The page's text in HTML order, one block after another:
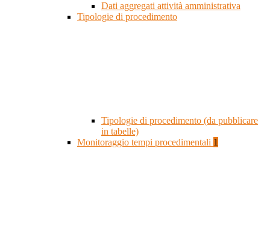
Dati aggregati attività amministrativa
Tipologie di procedimento
Tipologie di procedimento (da pubblicare
in tabelle)
Monitoraggio tempi procedimentali 1